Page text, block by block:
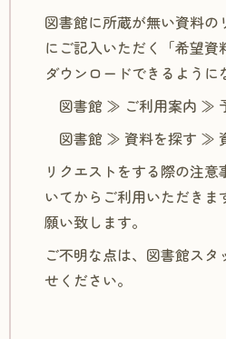
図書館に所蔵が無い資料の
にご記入いただく「希望資
ダウンロードできるように
図書館 ≫ ご利用案内 ≫
図書館 ≫ 資料を探す ≫
リクエストをする際の注
いてからご利用いただきま
願い致します。
ご不明な点は、図書館ス
せください。